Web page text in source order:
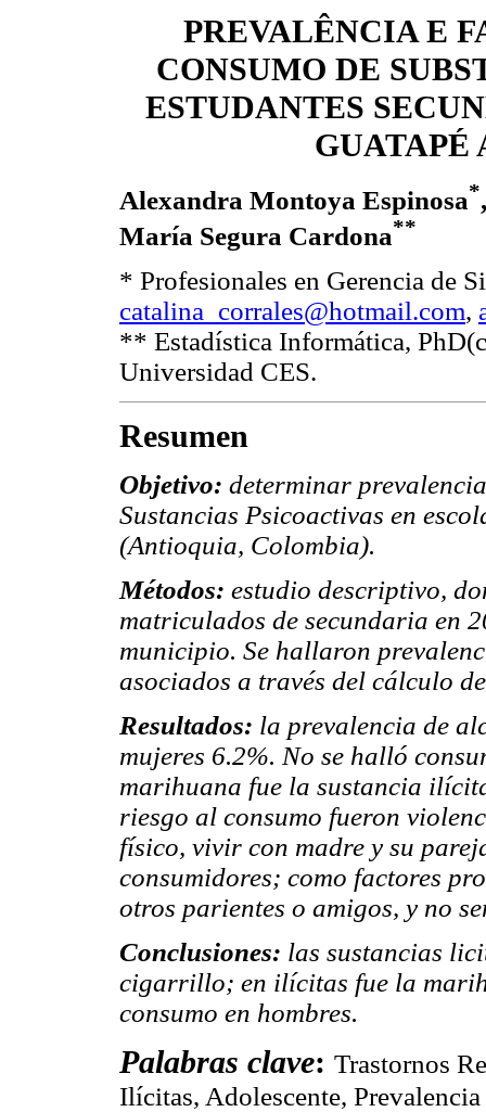
PREVALÊNCIA E
CONSUMO DE
ESTUDANTES
GUATAPÉ
Alexandra Montoya Espinosa*
María Segura Cardona**
* Profesionales en Gerencia de
catalina_corrales@hotmail.com,
** Estadística Informática,
Universidad CES.
Resumen
Objetivo: determinar
Sustancias Psicoactivas en
(Antioquia, Colombia).
Métodos: estudio descriptivo,
matriculados de secundaria en
municipio. Se hallaron
asociados a través del cálculo
Resultados: la prevalencia de
mujeres 6.2%. No se halló
marihuana fue la sustancia
riesgo al consumo fueron
físico, vivir con madre y su
consumidores; como factores
otros parientes o amigos, y no
Conclusiones: las sustancias
cigarrillo; en ilícitas fue la
consumo en hombres.
Palabras clave: Trastornos
Ilícitas, Adolescente, Prevalencia